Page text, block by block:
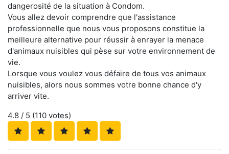
dangerosité de la situation à Condom.
Vous allez devoir comprendre que l'assistance
professionnelle que nous vous proposons constitue la
meilleure alternative pour réussir à enrayer la menace
d'animaux nuisibles qui pèse sur votre environnement de
vie.
Lorsque vous voulez vous défaire de tous vos animaux
nuisibles, alors nous sommes votre bonne chance d'y
arriver vite.
4.8 / 5 (110 votes)